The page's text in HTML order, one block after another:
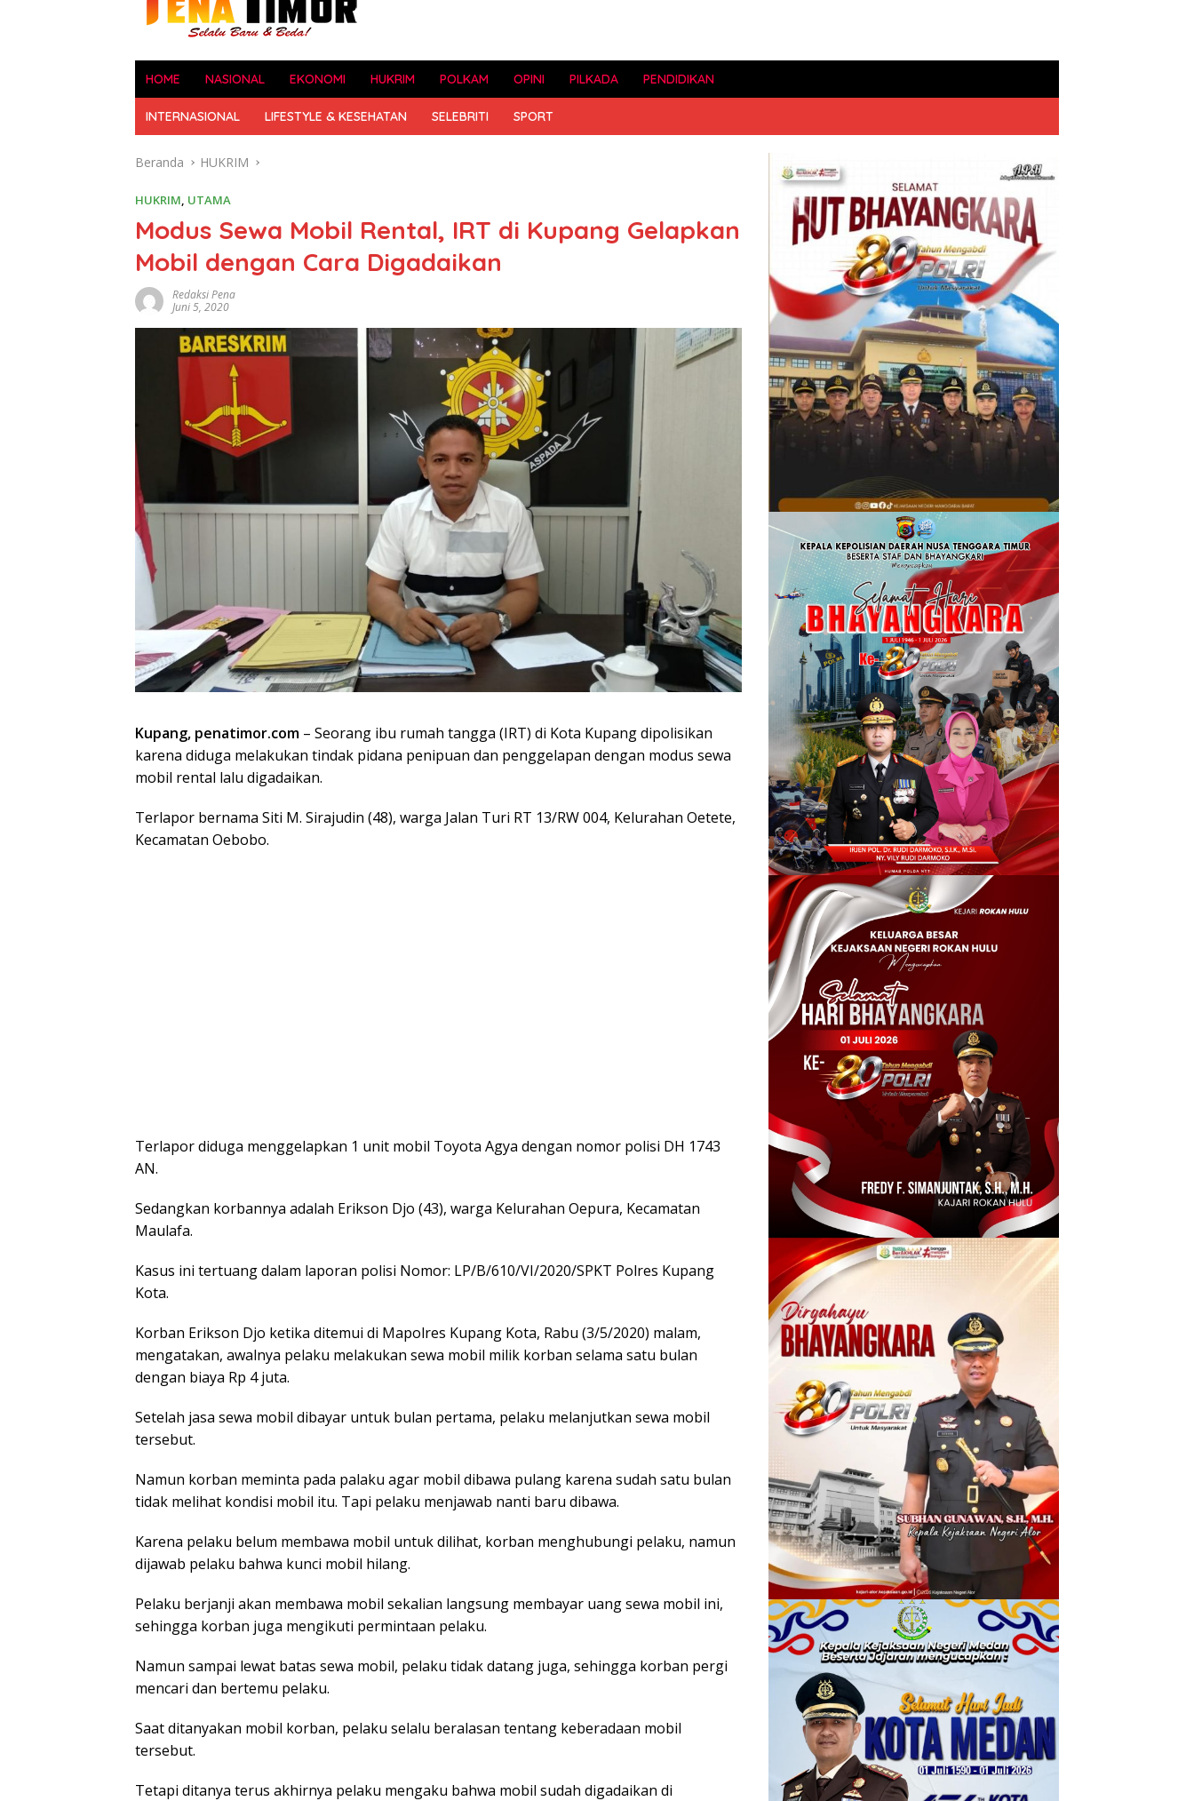
HOME NASIONAL EKONOMI HUKRIM POLKAM OPINI PILKADA PENDIDIKAN
INTERNASIONAL LIFESTYLE & KESEHATAN SELEBRITI SPORT
Beranda HUKRIM
HUKRIM, UTAMA
Modus Sewa Mobil Rental, IRT di Kupang Gelapkan
Mobil dengan Cara Digadaikan
Redaksi Pena
Juni 5, 2020
Kupang, penatimor.com – Seorang ibu rumah tangga (IRT) di Kota Kupang dipolisikan
karena diduga melakukan tindak pidana penipuan dan penggelapan dengan modus sewa
mobil rental lalu digadaikan.
Terlapor bernama Siti M. Sirajudin (48), warga Jalan Turi RT 13/RW 004, Kelurahan Oetete,
Kecamatan Oebobo.
Terlapor diduga menggelapkan 1 unit mobil Toyota Agya dengan nomor polisi DH 1743
AN.
Sedangkan korbannya adalah Erikson Djo (43), warga Kelurahan Oepura, Kecamatan
Maulafa.
Kasus ini tertuang dalam laporan polisi Nomor: LP/B/610/VI/2020/SPKT Polres Kupang
Kota.
Korban Erikson Djo ketika ditemui di Mapolres Kupang Kota, Rabu (3/5/2020) malam,
mengatakan, awalnya pelaku melakukan sewa mobil milik korban selama satu bulan
dengan biaya Rp 4 juta.
Setelah jasa sewa mobil dibayar untuk bulan pertama, pelaku melanjutkan sewa mobil
tersebut.
Namun korban meminta pada palaku agar mobil dibawa pulang karena sudah satu bulan
tidak melihat kondisi mobil itu. Tapi pelaku menjawab nanti baru dibawa.
Karena pelaku belum membawa mobil untuk dilihat, korban menghubungi pelaku, namun
dijawab pelaku bahwa kunci mobil hilang.
Pelaku berjanji akan membawa mobil sekalian langsung membayar uang sewa mobil ini,
sehingga korban juga mengikuti permintaan pelaku.
Namun sampai lewat batas sewa mobil, pelaku tidak datang juga, sehingga korban pergi
mencari dan bertemu pelaku.
Saat ditanyakan mobil korban, pelaku selalu beralasan tentang keberadaan mobil
tersebut.
Tetapi ditanya terus akhirnya pelaku mengaku bahwa mobil sudah digadaikan di